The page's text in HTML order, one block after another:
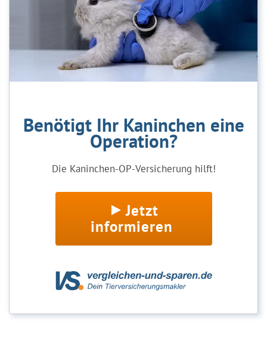
Benötigt Ihr Kaninchen eine
Operation?
Die Kaninchen-OP-Versicherung hilft!
Jetzt
informieren